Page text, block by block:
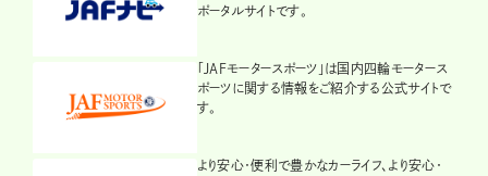
ポータルサイトです。
「JAFモータースポーツ」は国内四輪モータース
ポーツに関する情報をご紹介する公式サイトで
す。
より安心・便利で豊かなカーライフ、より安心・